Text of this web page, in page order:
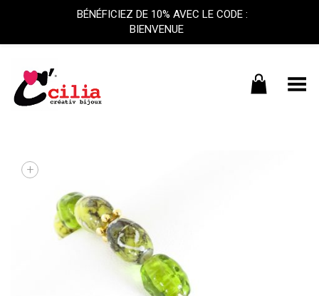
Basculer le menu
+
BÉNÉFICIEZ DE 10% AVEC LE CODE :
BIENVENUE